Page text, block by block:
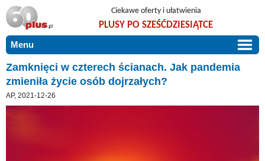
Ciekawe oferty i ułatwienia
PLUSY PO SZEŚĆDZIESIĄTCE
Menu
START
PROMOCJE
ARTYKUŁY
Zamknięci w czterech ścianach. Jak pandemia
zmieniła życie osób dojrzałych?
AP, 2021-12-26